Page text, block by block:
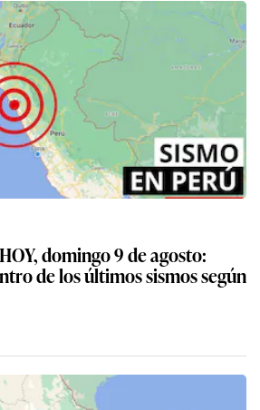
domingo 9 de agosto:
de los últimos sismos según